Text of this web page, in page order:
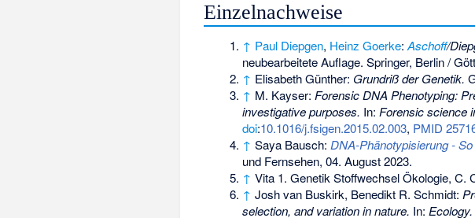
Einzelnachweise
↑ Paul Diepgen, Heinz Goerke: Aschoff/
neubearbeitete Auflage. Springer, Berlin /
↑ Elisabeth Günther: Grundriß der Genetik.
↑ M. Kayser: Forensic DNA Phenotyping:
investigative purposes. In: Forensic science
doi:10.1016/j.fsigen.2015.02.003, PMID
↑ Saya Bausch: DNA-Phänotypisierung -
und Fernsehen, 04. August 2023.
↑ Vita 1. Genetik Stoffwechsel Ökologie, C.
↑ Josh van Buskirk, Benedikt R. Schmidt:
selection, and variation in nature. In: Ecology.